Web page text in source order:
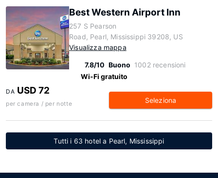
Best Western Airport Inn
257 S Pearson
Road, Pearl, Mississippi 39208, US
Visualizza mappa
7.8/10 Buono 1002 recensioni
Wi-Fi gratuito
DA USD 72
per camera / per notte Seleziona
Tutti i 63 hotel a Pearl, Mississippi